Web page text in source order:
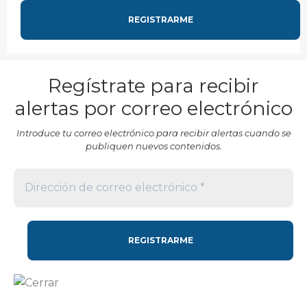
Regístrate para recibir
alertas por correo electrónico
Introduce tu correo electrónico para recibir alertas cuando se
publiquen nuevos contenidos.